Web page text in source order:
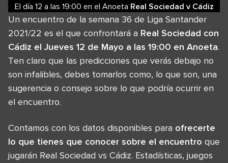
El día 12 a las 19:00 en el Anoeta Real Sociedad v Cádiz
Un encuentro de la semana 36 de Liga Santander
2021/22 es el que confrontará a Real Sociedad con
Cádiz el Jueves 12 de Mayo a las 19:00 en Anoeta.
Ten claro que las predicciones que verás debajo no
son infalibles, debes tomarlos como, lo que son, una
sugerencia o consejo sobre lo que podría ocurrir en
el encuentro.
Contamos con los datos disponibles para ofrecerte
lo que tienes que conocer sobre el encuentro que
jugarán Real Sociedad vs Cádiz. Estadísticas, juegos